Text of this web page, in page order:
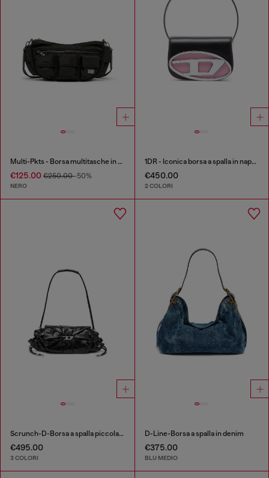
Multi-Pkts - Borsa multitasche in tessuto utility
€125.00 €250.00-50%
NERO
1DR - Iconica borsa a spalla in nappa
€450.00
2 COLORI
Scrunch-D-Borsa a spalla piccola arricciata in pelle lucida
€495.00
3 COLORI
D-Line-Borsa a spalla in denim
€375.00
BLU MEDIO